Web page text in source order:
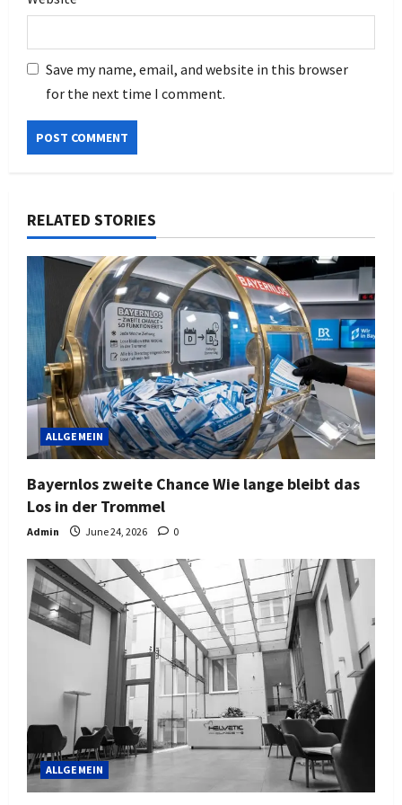
Save my name, email, and website in this browser
for the next time I comment.
RELATED STORIES
ALLGEMEIN
Bayernlos zweite Chance Wie lange bleibt das
Los in der Trommel
Admin June 24, 2026 0
ALLGEMEIN